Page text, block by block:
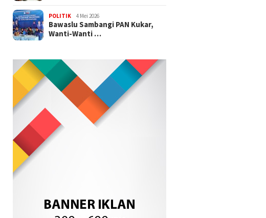
POLITIK 4 Mei 2026
Bawaslu Sambangi PAN Kukar,
Wanti-Wanti …